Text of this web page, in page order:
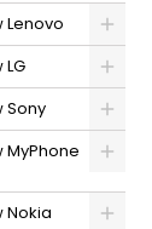
Lenovo
Sony
Nokia